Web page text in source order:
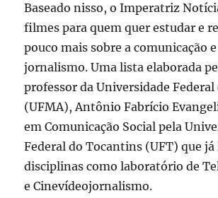
Baseado nisso, o Imperatriz
filmes para quem quer estudar e
pouco mais sobre a comunicação
jornalismo. Uma lista elaborada
professor da Universidade
(UFMA), Antônio Fabrício
em Comunicação Social pela
Federal do Tocantins (UFT) que
disciplinas como laboratório de
e Cinevídeojornalismo.